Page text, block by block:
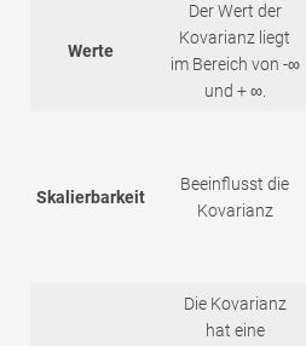
Werte
Der Wert der
Kovarianz liegt
im Bereich von -∞
und + ∞.
Skalierbarkeit
Beeinflusst die
Kovarianz
Die Kovarianz
hat eine